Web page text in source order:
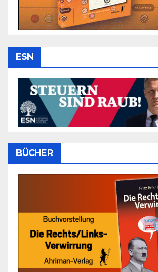
ESN
BÜCHER